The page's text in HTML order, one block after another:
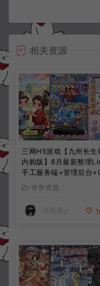
相关资源
三网H5游戏【九州长生
内购版】8月最新整理
手工服务端+管理后台
授权后台+简易安卓客户
+详细搭建教程+视频教程
寄售资源
冷雨泽ღ